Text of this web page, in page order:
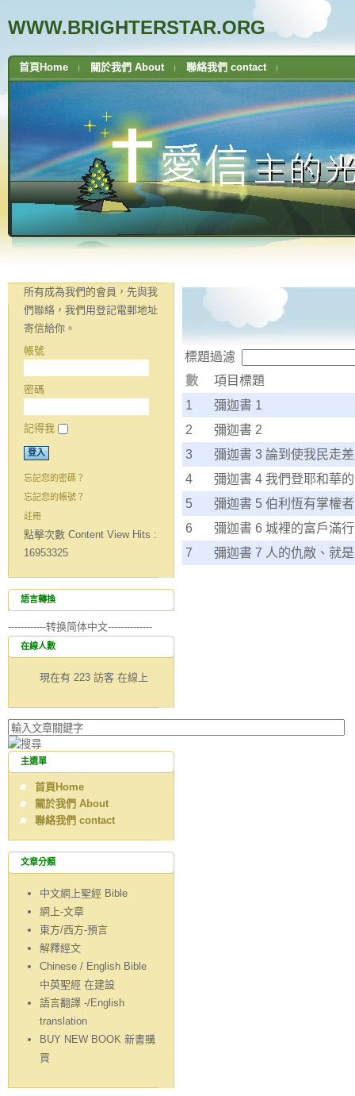
WWW.BRIGHTERSTAR.ORG
首頁Home 關於我們 About 聯絡我們 contact
所有成為我們的會員，先與我
們聯絡，我們用登記電郵地址
寄信給你。
帳號
密碼
記得我
忘記您的密碼？
忘記您的帳號？
註冊
點擊次數 Content View Hits :
16953325
語言轉換
------------转换简体中文--------------
在線人數
現在有 223 訪客 在線上
主選單
首頁Home
關於我們 About
聯絡我們 contact
文章分類
中文網上聖經 Bible
網上-文章
東方/西方-預言
解釋經文
Chinese / English Bible
中英聖經 在建設
語言翻譯 -/English
translation
BUY NEW BOOK 新書購
買
A33 舊約 - 彌迦書 MICAH
標題過濾
數
項目標題
1
彌迦書 1
2
彌迦書 2
3
彌迦書 3 論到使我民走
4
彌迦書 4 我們登耶和華
5
彌迦書 5 伯利恆有掌權者
6
彌迦書 6 城裡的富戶滿
7
彌迦書 7 人的仇敵、就